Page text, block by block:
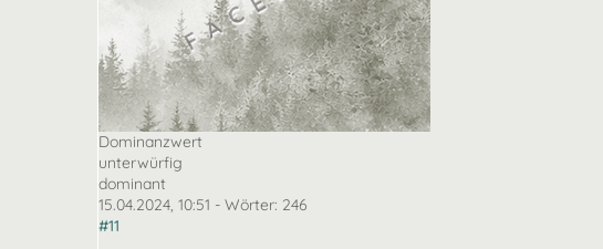
Dominanzwert
unterwürfig
dominant
15.04.2024, 10:51 - Wörter: 246
#11